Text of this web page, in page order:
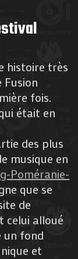
histoire très
Fusion
fois.
était en
des plus
musique en
Poméranie-
que se
de
celui alloué
un fond
et